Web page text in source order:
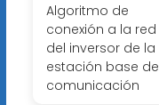
Algoritmo de
conexión a la red
del inversor de la
estación base de
comunicación